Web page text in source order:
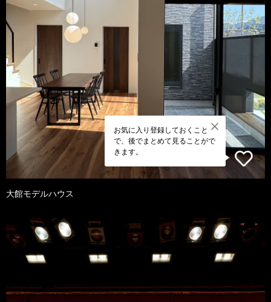
お気に入り登録しておくこと
で、後でまとめて見ることがで
きます。
大館モデルハウス